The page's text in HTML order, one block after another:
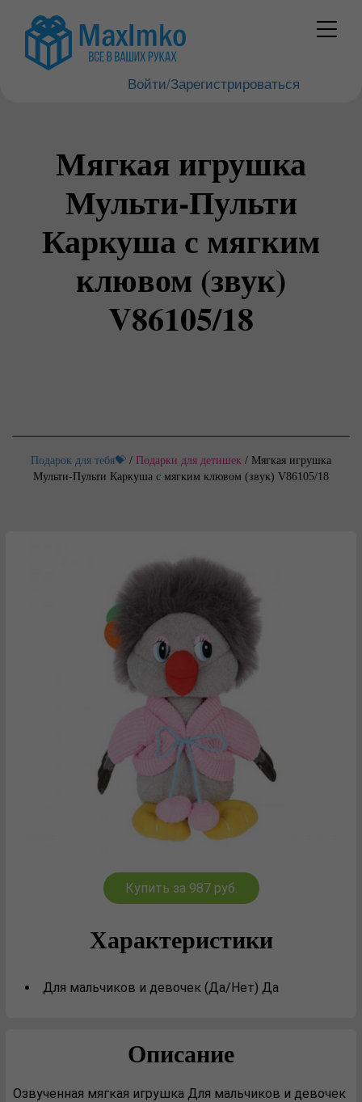
Войти/Зарегистрироваться
Мягкая игрушка
Мульти-Пульти
Каркуша с мягким
клювом (звук)
V86105/18
Подарок для тебя💝 / Подарки для детишек / Мягкая игрушка
Мульти-Пульти Каркуша с мягким клювом (звук) V86105/18
Купить за 987 руб.
Характеристики
Для мальчиков и девочек (Да/Нет) Да
Описание
Озвученная мягкая игрушка Для мальчиков и девочек